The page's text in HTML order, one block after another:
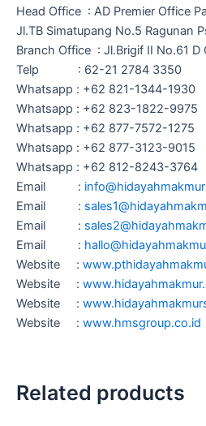
Head Office : AD Premier Office
Jl.TB Simatupang No.5 Ragunan
Branch Office : Jl.Brigif II No.61 D
Telp : 62-21 2784 3350
Whatsapp : +62 821-1344-1930
Whatsapp : +62 823-1822-9975
Whatsapp : +62 877-7572-1275
Whatsapp : +62 877-3123-9015
Whatsapp : +62 812-8243-3764
Email :
Email :
Email :
Email :
Website :
Website :
Website :
Website : www.hmsgroup.co.id
Related products